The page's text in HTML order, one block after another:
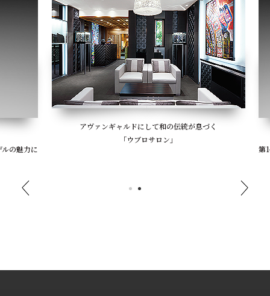
魅力に
アヴァンギャルドにして和の伝統が息づく
「ウブロサロン」
第